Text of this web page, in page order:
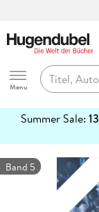
Hugendubel
Menu
Summer Sale:
erfahren
Band 5